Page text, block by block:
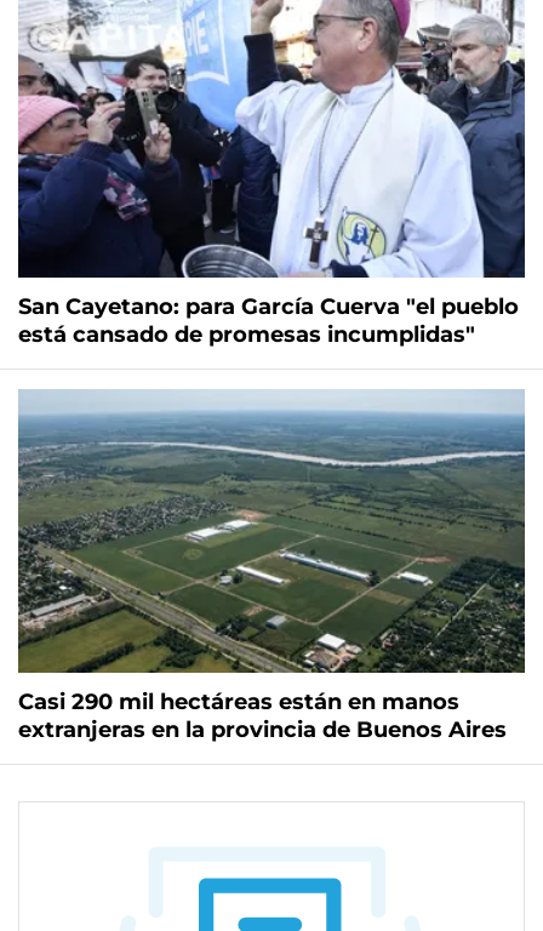
San Cayetano: para García Cuerva "el pueblo
está cansado de promesas incumplidas"
Casi 290 mil hectáreas están en manos
extranjeras en la provincia de Buenos Aires